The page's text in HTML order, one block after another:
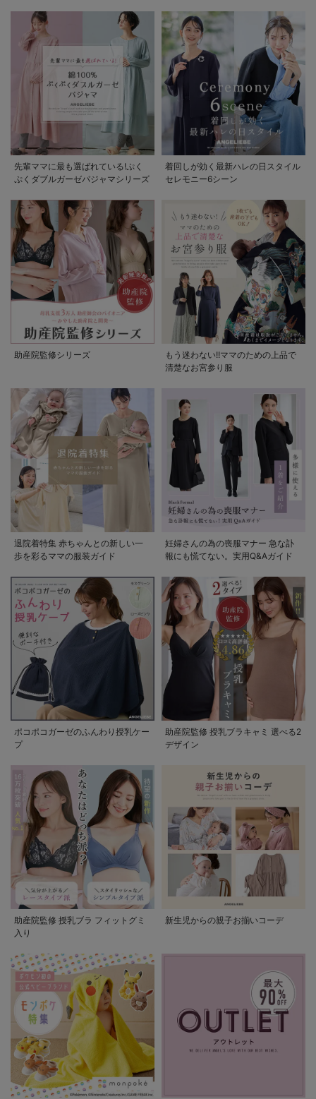
先輩ママに最も選ばれている!ぷく
ぷくダブルガーゼパジャマシリーズ
着回しが効く最新ハレの日スタイル
セレモニー6シーン
助産院監修シリーズ
もう迷わない!!ママのための上品で
清楚なお宮参り服
退院着特集 赤ちゃんとの新しい一
歩を彩るママの服装ガイド
妊婦さんの為の喪服マナー 急な訃
報にも慌てない。実用Q&Aガイド
ポコポコガーゼのふんわり授乳ケー
プ
助産院監修 授乳ブラキャミ 選べる2
デザイン
助産院監修 授乳ブラ フィットグミ
入り
新生児からの親子お揃いコーデ